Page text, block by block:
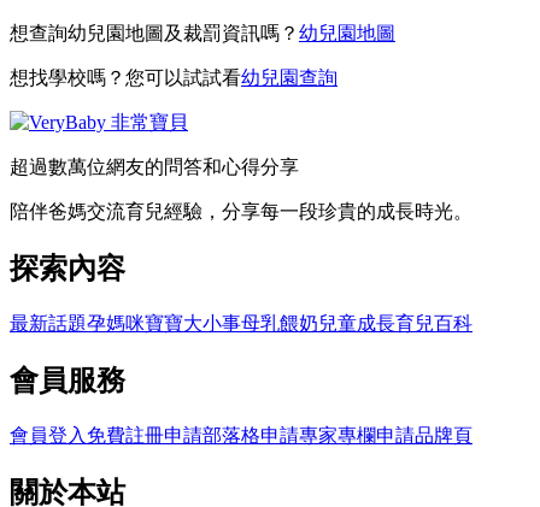
想查詢幼兒園地圖及裁罰資訊嗎？ 幼兒園地圖
想找學校嗎？您可以試試看幼兒園查詢
超過數萬位網友的問答和心得分享
陪伴爸媽交流育兒經驗，分享每一段珍貴的成長時光。
探索內容
最新話題孕媽咪寶寶大小事母乳餵奶兒童成長育兒百科
會員服務
會員登入 免費註冊申請部落格申請專家專欄申請品牌頁
關於本站